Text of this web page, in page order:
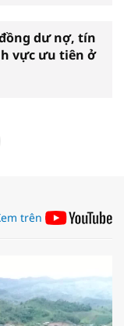
dư nợ, tín
vực ưu tiên ở
trên